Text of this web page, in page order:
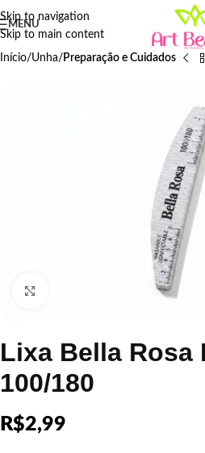
Skip to navigation
Skip to main content
MENU
Início Unha Preparação e Cuidados
Lixa Bella Rosa
100/180
R$2,99